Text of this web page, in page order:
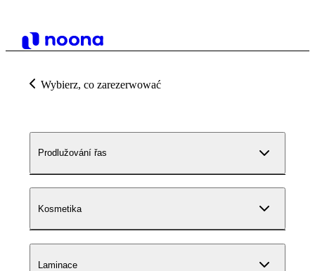
Wybierz, co zarezerwować
Prodlužování řas
Kosmetika
Laminace